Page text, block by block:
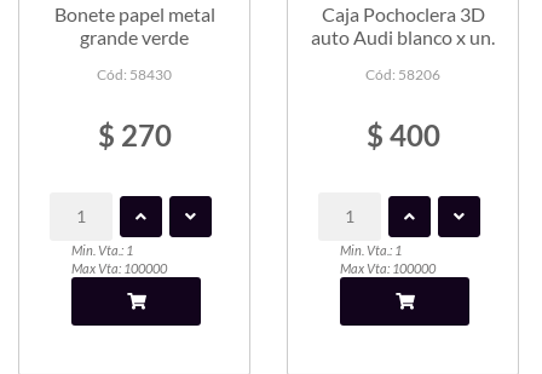
Bonete papel metal
grande verde
Cód: 58430
$ 270
Min. Vta.: 1
Max Vta: 100000
Caja Pochoclera 3D
auto Audi blanco x un.
Cód: 58206
$ 400
Min. Vta.: 1
Max Vta: 100000